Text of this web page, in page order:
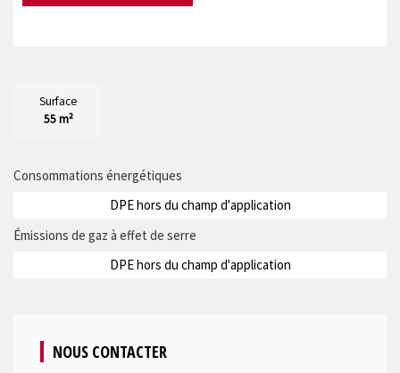
Surface
55 m²
Consommations énergétiques
DPE hors du champ d'application
Émissions de gaz à effet de serre
DPE hors du champ d'application
NOUS CONTACTER